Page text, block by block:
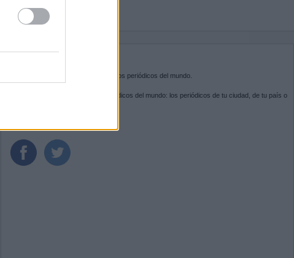
SOBRE KIOSKO.NET
es la puerta de entrada a los periódicos del mundo.
Navega por las portadas de los periódicos del mundo: los periódicos de tu ciudad, de tu país o